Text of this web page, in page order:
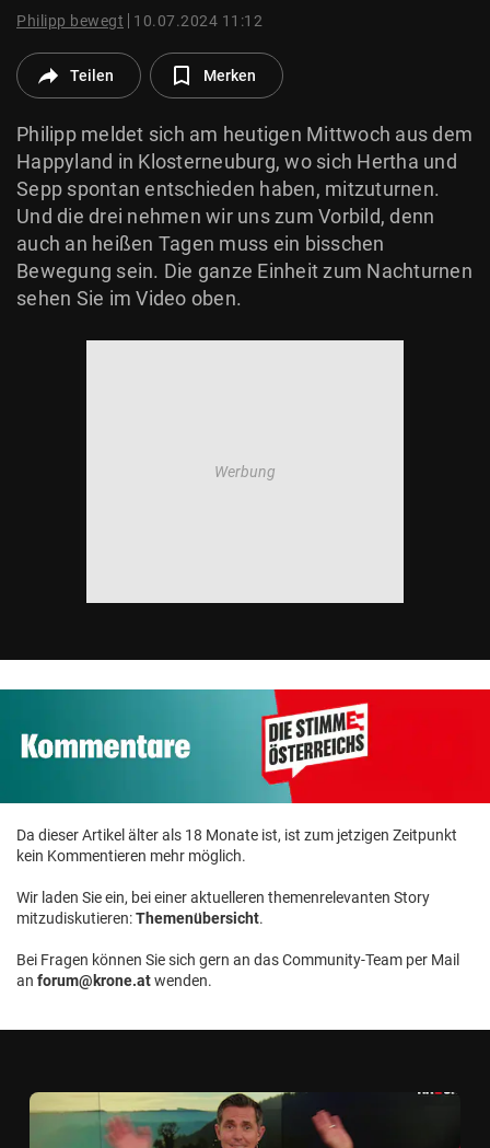
© Krone Multimedia GmbH & Co KG 2026
Philipp bewegt 10.07.2024 11:12
Teilen Merken
Philipp meldet sich am heutigen Mittwoch aus dem
Happyland in Klosterneuburg, wo sich Hertha und
Sepp spontan entschieden haben, mitzuturnen.
Und die drei nehmen wir uns zum Vorbild, denn
auch an heißen Tagen muss ein bisschen
Bewegung sein. Die ganze Einheit zum Nachturnen
sehen Sie im Video oben.
Da dieser Artikel älter als 18 Monate ist, ist zum jetzigen Zeitpunkt
kein Kommentieren mehr möglich.
Wir laden Sie ein, bei einer aktuelleren themenrelevanten Story
mitzudiskutieren:Themenübersicht.
Bei Fragen können Sie sich gern an das Community-Team per Mail
an forum@krone.atwenden.